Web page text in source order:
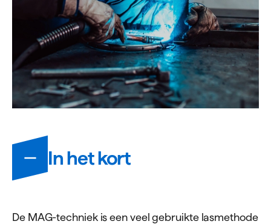
Informatie
In het kort
De MAG-techniek is een veel gebruikte lasmethode